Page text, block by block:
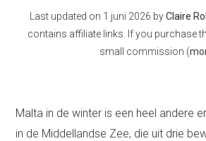
Last updated on 1 juni 2026 byClaire
contains affiliate links. If you purchase
small commission (
Malta in de winter is een heel andere
in de Middellandse Zee, die uit drie